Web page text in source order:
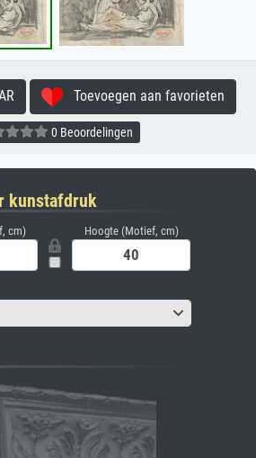
Toevoegen aan favorieten
0 Beoordelingen
kunstafdruk
cm) Hoogte (Motief, cm)